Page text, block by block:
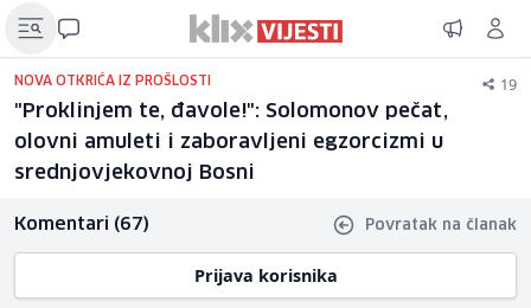
NOVA OTKRIĆA IZ PROŠLOSTI 19
"Proklinjem te, đavole!": Solomonov pečat,
olovni amuleti i zaboravljeni egzorcizmi u
srednjovjekovnoj Bosni
Komentari (67) Povratak na članak
Prijava korisnika